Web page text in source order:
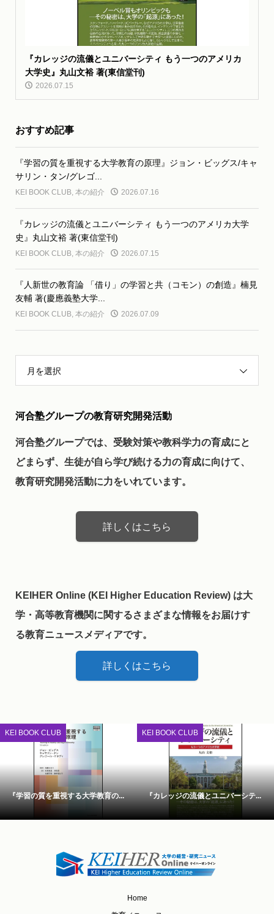
『カレッジの流儀とユニバーシティ もう一つのアメリカ
大学史』丸山文裕 著(東信堂刊)
2026.07.15
おすすめ記事
『学習の質を重視する大学教育の原理』ジョン・ビッグス/キャ
サリン・タン/グレゴ...
KEI BOOK CLUB, 本の紹介 2026.07.16
『カレッジの流儀とユニバーシティ もう一つのアメリカ大学
史』丸山文裕 著(東信堂刊)
KEI BOOK CLUB, 本の紹介 2026.07.15
『人新世の教育論 「借り」の学習と共（コモン）の創造』楠見
友輔 著(慶應義塾大学...
KEI BOOK CLUB, 本の紹介 2026.07.09
月を選択
河合塾グループの教育研究開発活動
河合塾グループでは、受験対策や教科学力の育成にと
どまらず、生徒が自ら学び続ける力の育成に向けて、
教育研究開発活動に力をいれています。
詳しくはこちら
KEIHER Online (KEI Higher Education Review) は大
学・高等教育機関に関するさまざまな情報をお届けす
る教育ニュースメディアです。
詳しくはこちら
KEI BOOK CLUB
『学習の質を重視する大学教育の...
KEI BOOK CLUB
『カレッジの流儀とユニバーシテ...
Home